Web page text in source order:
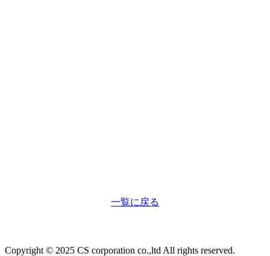
一覧に戻る
Copyright © 2025 CS corporation co.,ltd All rights reserved.